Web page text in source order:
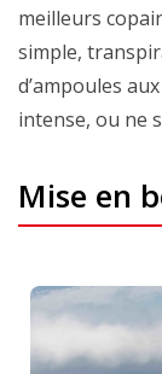
meilleurs
simple,
d’ampoules
intense, ou ne
Mise en